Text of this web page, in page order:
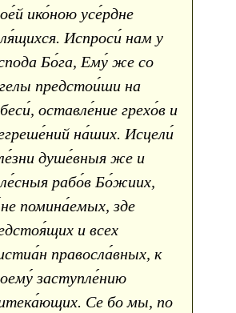
ико́ною усе́рдне
Испроси́ нам у
Бо́га, Ему́ же со
предстои́ши на
оставле́ние грехо́в и
на́ших. Исцели́
душе́вныя же и
рабо́в Бо́жиих,
помина́емых, зде
и всех
правосла́вных, к
заступле́нию
Се бо мы, по